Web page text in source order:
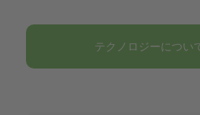
テクノロジーについ